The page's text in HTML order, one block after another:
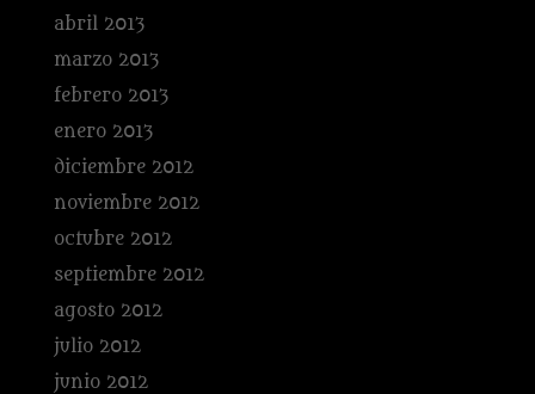
abril 2013
marzo 2013
febrero 2013
enero 2013
diciembre 2012
noviembre 2012
octubre 2012
septiembre 2012
agosto 2012
julio 2012
junio 2012